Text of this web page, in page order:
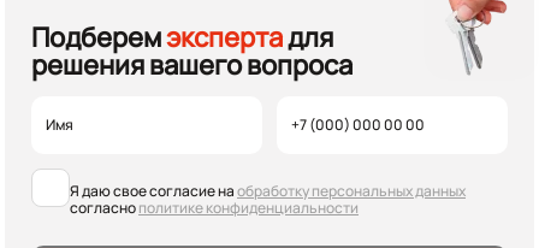
Подберемэкспертадля
решения вашего вопроса
Я даю свое согласие наобработку персональных данных
согласнополитике конфиденциальности